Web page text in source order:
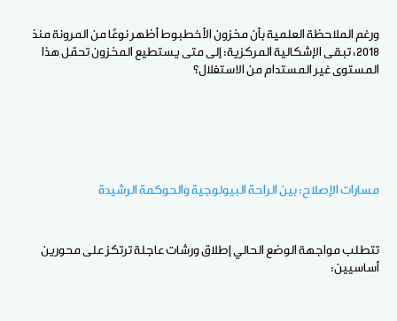
ورغم الملاحظة العلمية بأن مخزون الأخطبوط أظهر نوعًا من المرونة منذ
2018، تبقى الإشكالية المركزية: إلى متى يستطيع المخزون تحمّل هذا
المستوى غير المستدام من الاستغلال؟
مسارات الإصلاح: بين الراحة البيولوجية والحوكمة الرشيدة
تتطلب مواجهة الوضع الحالي إطلاق ورشات عاجلة ترتكز على محورين
أساسيين: